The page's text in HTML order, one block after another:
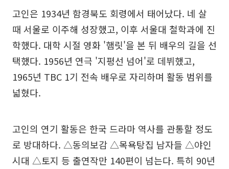
고인은 1934년 함경북도 회령에서 태어났다. 네 살
때 서울로 이주해 성장했고, 이후 서울대 철학과에 진
학했다. 대학 시절 영화 '햄릿'을 본 뒤 배우의 길을 선
택했다. 1956년 연극 '지평선 넘어'로 데뷔했고,
1965년 TBC 1기 전속 배우로 자리하며 활동 범위를
넓혔다.
고인의 연기 활동은 한국 드라마 역사를 관통할 정도
로 방대하다. △동의보감 △목욕탕집 남자들 △야인
시대 △토지 등 출연작만 140편이 넘는다. 특히 90년